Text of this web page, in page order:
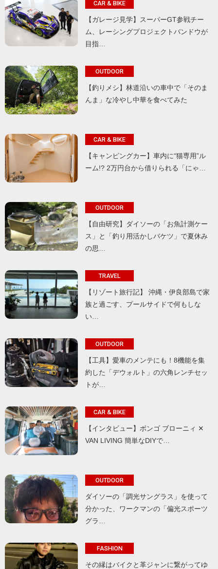
CAR & BIKE
【ガレージ見学】スーパーGT参戦チー
ム、レーシングプロジェクトバンドウが
目指…
OUTDOOR
【釣りメシ】林道沿いの車中で「そのま
んま」な冷やし中華を食べてみた
CAR & BIKE
【キャンピングカー】車内に“猫専用”ル
ーム!? 2万円台から借りられる「にゃ…
OUTDOOR
【自由研究】ダイソーの「お魚計測ケー
ス」と「釣り用活かしバケツ」で夏休み
の思…
TRAVEL
【リゾート旅行記】 沖縄・伊良部島で家
族と過ごす、プールサイドで何もしな
い…
OUTDOOR
【工具】愛車のメンテにも！8機能を集
約した「デウォルト」の六角レンチセッ
トが…
CAR & BIKE
【インタビュー】ボンゴ ブローニィ ✕
VAN LIVING 簡単なDIYで…
OUTDOOR
ダイソーの「調光サングラス」を使って
分かった、ワークマンの「偏光スポーツ
グラ…
FASHION
その縁はバイクと革ジャンに繋がってゆ